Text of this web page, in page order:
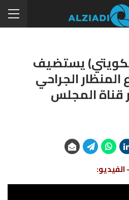
يستضيف
الجراحي
قناة المجلس
الفيديو: